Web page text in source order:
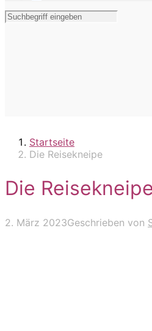
Startseite
Die Reisekneipe
Die Reisekneipe
2. März 2023Geschrieben von